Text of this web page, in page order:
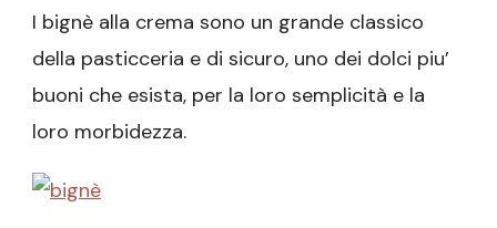
I bignè alla crema sono un grande classico
della pasticceria e di sicuro, uno dei dolci piu’
buoni che esista, per la loro semplicità e la
loro morbidezza.